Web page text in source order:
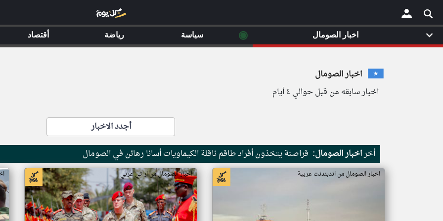
×
اخبار الصومال
اخبار سابقه من قبل حوالي ٤ أيام
أجدد الاخبار
أخراخبار الصومال: قراصنة يتخذون أفراد طاقم ناقلة الكيماويات أسانا رهائن في الصومال
اخبار الصومال من اندبندنت عربية اخبار الصومال من ار تي عربي
اخبار الصومال ◉ سياسة رياضة أقتصاد